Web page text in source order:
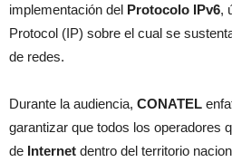
implementación del Protocolo IPv6,
Protocol (IP) sobre el cual se
de redes.
Durante la audiencia, CONATEL
garantizar que todos los operadores
de Internet dentro del territorio